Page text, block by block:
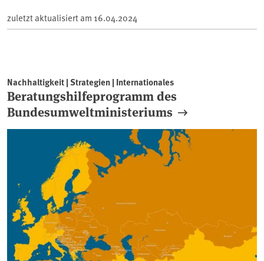
zuletzt aktualisiert am 16.04.2024
Nachhaltigkeit | Strategien | Internationales
Beratungshilfeprogramm des
Bundesumweltministeriums